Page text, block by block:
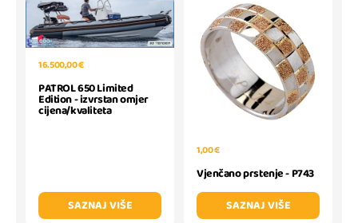
16.500,00 €
PATROL 650 Limited
Edition - izvrstan omjer
cijena/kvaliteta
SAZNAJ VIŠE
1,00 €
Vjenčano prstenje - P743
SAZNAJ VIŠE